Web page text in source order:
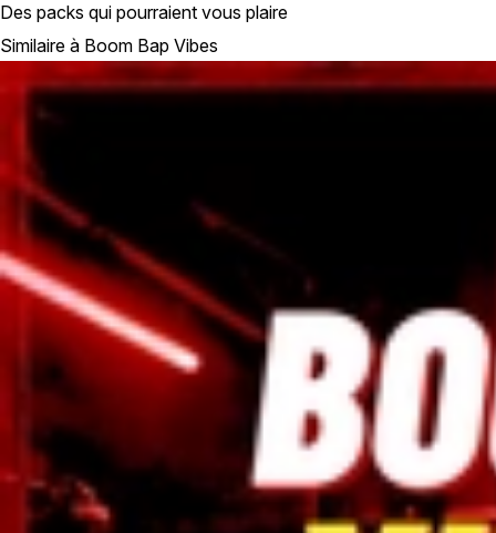
Des packs qui pourraient vous plaire
Similaire à Boom Bap Vibes